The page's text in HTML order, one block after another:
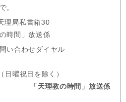
。
理局私書箱30
時間」放送係
い合わせダイヤル
曜祝日を除く）
「天理教の時間」放送係